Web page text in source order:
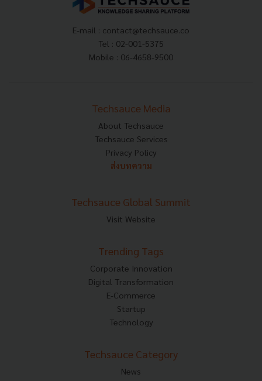
E-mail : contact@techsauce.co
Tel : 02-001-5375
Mobile : 06-4658-9500
Techsauce Media
About Techsauce
Techsauce Services
Privacy Policy
ส่งบทความ
Techsauce Global Summit
Visit Website
Trending Tags
Corporate Innovation
Digital Transformation
E-Commerce
Startup
Technology
Techsauce Category
News